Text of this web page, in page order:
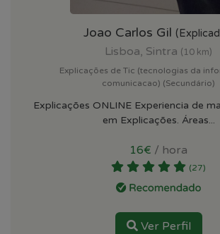
Joao Carlos Gil
Lisboa, Sintra (10 km)
Explicações de Tic (tecnologias da
comunicacao) (Secundário)
Explicações ONLINE Experiencia de
em Explicações. Áreas...
16€ / hora
(27)
Ver Perfil